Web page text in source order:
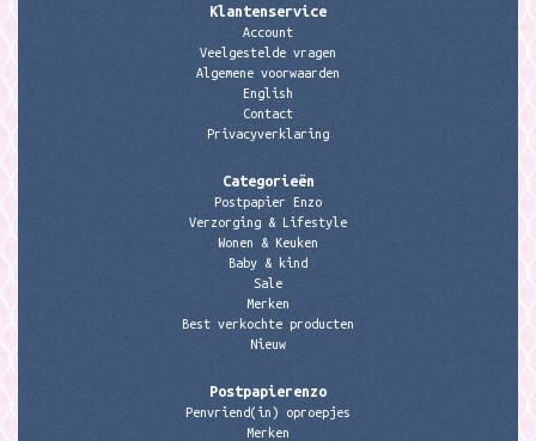
Klantenservice
Account
Veelgestelde vragen
Algemene voorwaarden
English
Contact
Privacyverklaring
Categorieën
Postpapier Enzo
Verzorging & Lifestyle
Wonen & Keuken
Baby & kind
Sale
Merken
Best verkochte producten
Nieuw
Postpapierenzo
Penvriend(in) oproepjes
Merken